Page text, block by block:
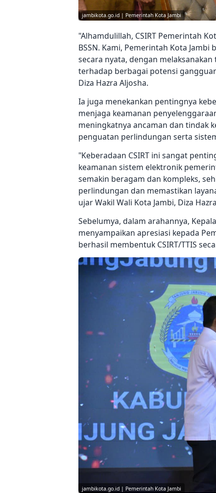
jambikota.go.id | Pemerintah Kota Jambi
"Alhamdulillah, CSIRT Pemerintah
BSSN. Kami, Pemerintah Kota
secara nyata, dengan
terhadap berbagai potensi
Diza Hazra Aljosha.
Ia juga menekankan pentingnya
menjaga keamanan
meningkatnya ancaman dan tindak
penguatan perlindungan serta
"Keberadaan CSIRT ini sangat
keamanan sistem elektronik
semakin beragam dan kompleks,
perlindungan dan memastikan
ujar Wakil Wali Kota Jambi, Diza
Sebelumya, dalam arahannya,
menyampaikan apresiasi kepada
berhasil membentuk CSIRT/TTIS
jambikota.go.id | Pemerintah Kota Jambi